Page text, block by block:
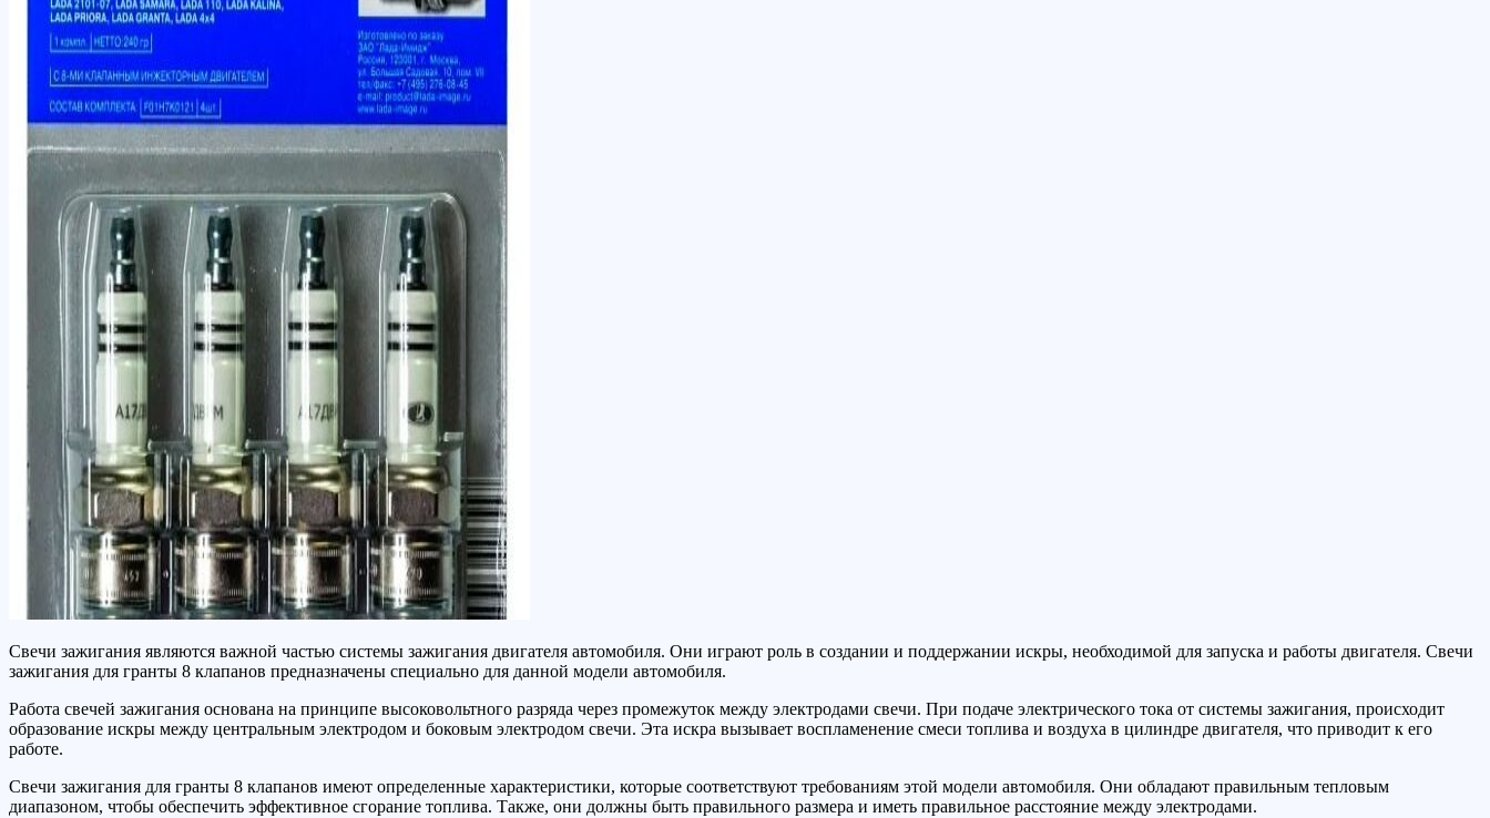
Свечи зажигания являются важной частью системы зажигания двигателя автомобиля. Они играют роль в создании и поддержании искры, необходимой для запуска и работы двигателя. Свечи
зажигания для гранты 8 клапанов предназначены специально для данной модели автомобиля.
Работа свечей зажигания основана на принципе высоковольтного разряда через промежуток между электродами свечи. При подаче электрического тока от системы зажигания, происходит
образование искры между центральным электродом и боковым электродом свечи. Эта искра вызывает воспламенение смеси топлива и воздуха в цилиндре двигателя, что приводит к его
работе.
Свечи зажигания для гранты 8 клапанов имеют определенные характеристики, которые соответствуют требованиям этой модели автомобиля. Они обладают правильным тепловым
диапазоном, чтобы обеспечить эффективное сгорание топлива. Также, они должны быть правильного размера и иметь правильное расстояние между электродами.